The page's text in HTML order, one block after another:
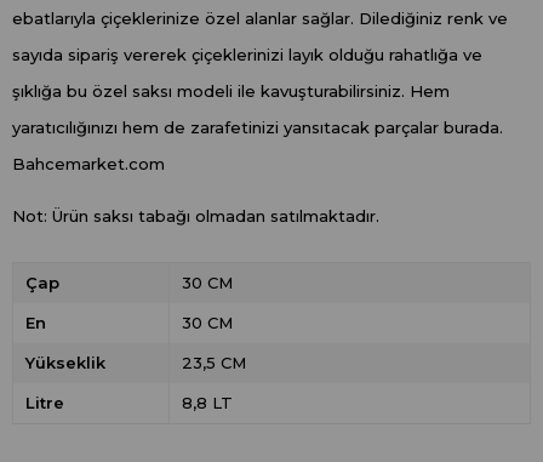
ebatlarıyla çiçeklerinize özel alanlar sağlar. Dilediğiniz renk ve
sayıda sipariş vererek çiçeklerinizi layık olduğu rahatlığa ve
şıklığa bu özel saksı modeli ile kavuşturabilirsiniz. Hem
yaratıcılığınızı hem de zarafetinizi yansıtacak parçalar burada.
Bahcemarket.com
Not: Ürün saksı tabağı olmadan satılmaktadır.
Çap 30 CM
En 30 CM
Yükseklik 23,5 CM
Litre 8,8 LT